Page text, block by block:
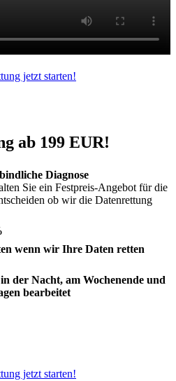
jetzt starten!
ab 199 EUR!
Diagnose
Sie ein Festpreis-Angebot für die
ob wir die Datenrettung
wenn wir Ihre Daten retten
der Nacht, am Wochenende und
bearbeitet
jetzt starten!